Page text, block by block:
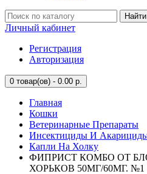
Найти
Личный кабинет
Регистрация
Авторизация
0 товар(ов) - 0.00 р.
Главная
Кошки
Ветеринарные Препараты
Инсектициды И
Капли На Холку
ФИПРИСТ КОМБО ОТ
ХОРЬКОВ 50МГ/60МГ.